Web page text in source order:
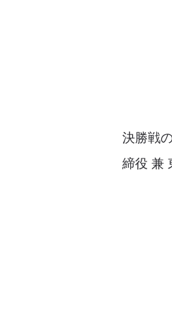
決勝戦
締役 兼